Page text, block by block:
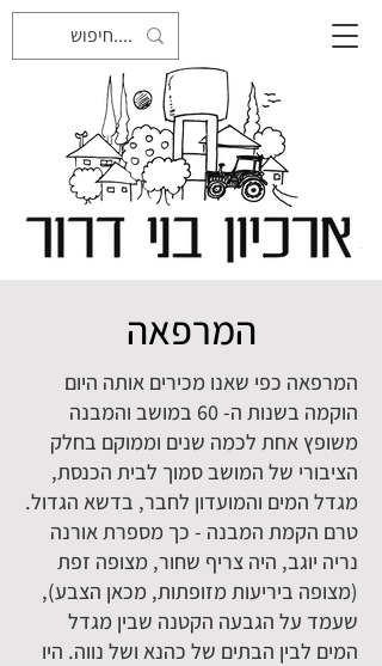
המרפאה
המרפאה כפי שאנו מכירים אותה היום
הוקמה בשנות ה- 60 במושב והמבנה
משופץ אחת לכמה שנים וממוקם בחלק
הציבורי של המושב סמוך לבית הכנסת,
מגדל המים והמועדון לחבר, בדשא הגדול.
טרם הקמת המבנה - כך מספרת אורנה
נריה יוגב, היה צריף שחור, מצופה זפת
(מצופה ביריעות מזופתות, מכאן הצבע),
שעמד על הגבעה הקטנה שבין מגדל
המים לבין הבתים של כהנא ושל נווה. היו